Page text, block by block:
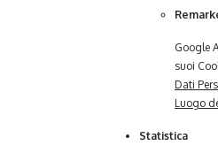
Google
suoi
Dati
Luogo
Statistica